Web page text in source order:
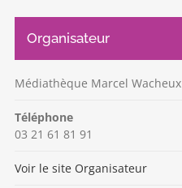
Organisateur
Médiathèque Marcel Wacheux
Téléphone
03 21 61 81 91
Voir le site Organisateur